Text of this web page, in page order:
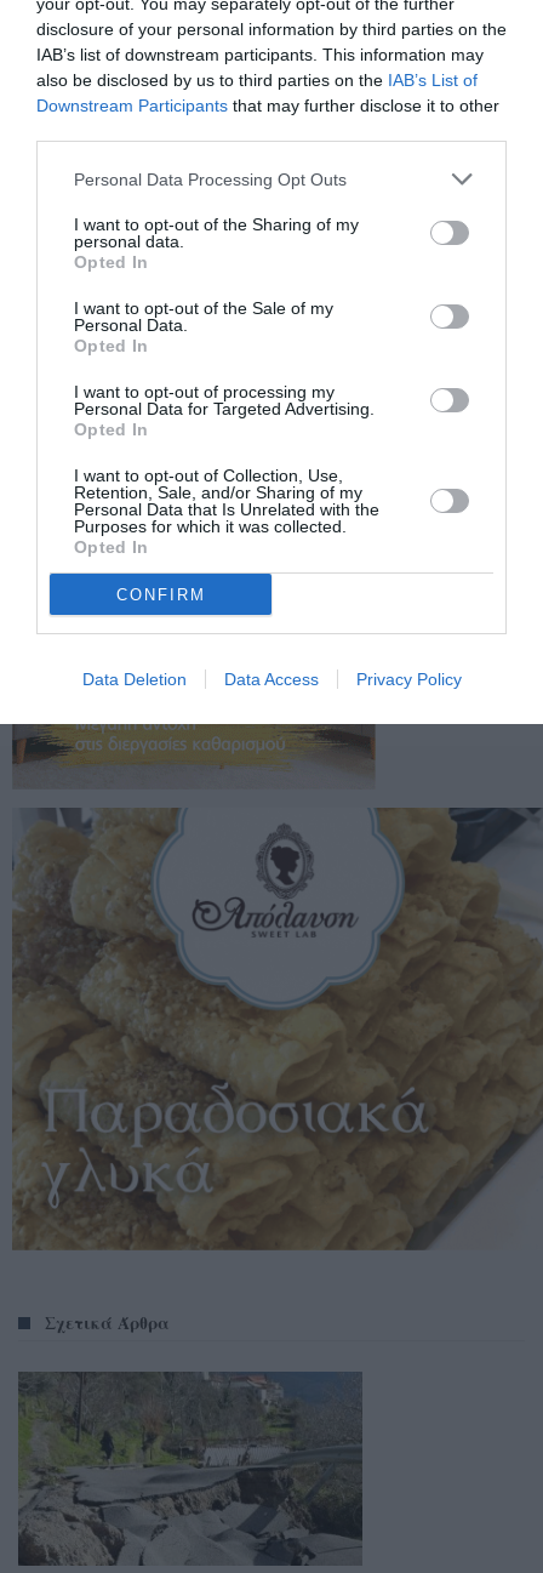
disclosure of your personal information by third parties on the
IAB’s list of downstream participants. This information may
also be disclosed by us to third parties on the IAB’s List of
Downstream Participants that may further disclose it to other
Personal Data Processing Opt Outs
I want to opt-out of the Sharing of my
personal data.
Opted In
I want to opt-out of the Sale of my
Personal Data.
Opted In
I want to opt-out of processing my
Personal Data for Targeted Advertising.
Opted In
I want to opt-out of Collection, Use,
Retention, Sale, and/or Sharing of my
Personal Data that Is Unrelated with the
Purposes for which it was collected.
Opted In
CONFIRM
Data Deletion Data Access Privacy Policy
TAGS: ΤΡΑΧΗΛΑ ΕΑΓΜΕ
Facebook Twitter
Σχετικά Άρθρα